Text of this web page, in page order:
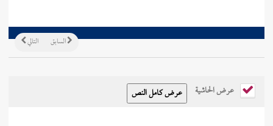
التالي السابق
عرض الحاشية